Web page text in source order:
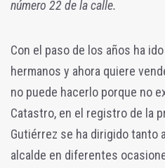
número 22 de la calle.
Con el paso de los años ha
hermanos y ahora quiere
no puede hacerlo porque no
Catastro, en el registro de la
Gutiérrez se ha dirigido tanto
alcalde en diferentes